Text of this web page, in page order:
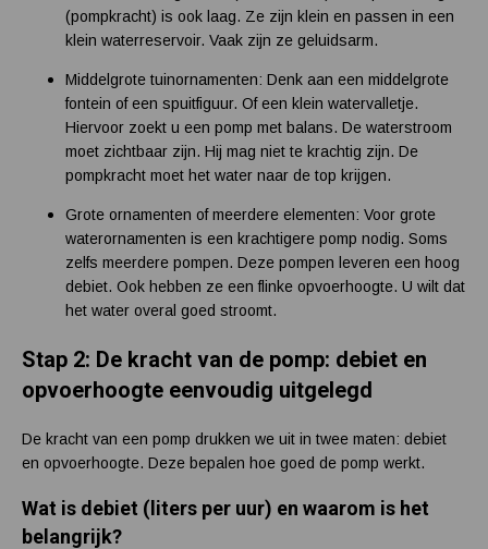
(pompkracht) is ook laag. Ze zijn klein en passen in een
klein waterreservoir. Vaak zijn ze geluidsarm.
Middelgrote tuinornamenten: Denk aan een middelgrote
fontein of een spuitfiguur. Of een klein watervalletje.
Hiervoor zoekt u een pomp met balans. De waterstroom
moet zichtbaar zijn. Hij mag niet te krachtig zijn. De
pompkracht moet het water naar de top krijgen.
Grote ornamenten of meerdere elementen: Voor grote
waterornamenten is een krachtigere pomp nodig. Soms
zelfs meerdere pompen. Deze pompen leveren een hoog
debiet. Ook hebben ze een flinke opvoerhoogte. U wilt dat
het water overal goed stroomt.
Stap 2: De kracht van de pomp: debiet en
opvoerhoogte eenvoudig uitgelegd
De kracht van een pomp drukken we uit in twee maten: debiet
en opvoerhoogte. Deze bepalen hoe goed de pomp werkt.
Wat is debiet (liters per uur) en waarom is het
belangrijk?